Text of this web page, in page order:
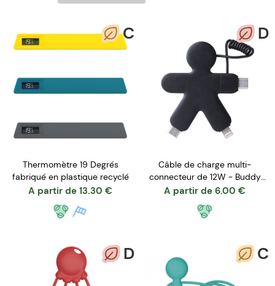
C
Thermomètre 19 Degrés
fabriqué en plastique recyclé
A partir de 13.30 €
D
Câble de charge multi-
connecteur de 12W - Buddy
Cable
A partir de 6.00 €
D C